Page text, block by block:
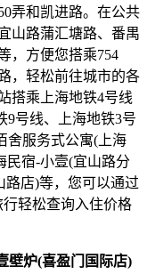
弄和凯进路。在公共
山路蒲汇塘路、番禺
，方便您搭乘754
，轻松前往城市的各
搭乘上海地铁4号线
9号线、上海地铁3号
舍服务式公寓(上海
民宿-小壹(宜山路分
路店)等，您可以通过
轻松查询入住价格
壁炉(喜盈门国际店)